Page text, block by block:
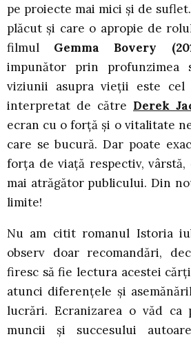
pe proiecte mai mici și de
plăcut și care o apropie de
filmul Gemma Bovery
impunător prin profunzimea
viziunii asupra vieții este cel
interpretat de către Derek
ecran cu o forță și o vitalitate
care se bucură. Dar poate
forța de viață respectiv, vârstă,
mai atrăgător publicului. Din
limite!
Nu am citit romanul Istoria
observ doar recomandări,
firesc să fie lectura acestei
atunci diferențele și
lucrări. Ecranizarea o văd ca
muncii și succesului